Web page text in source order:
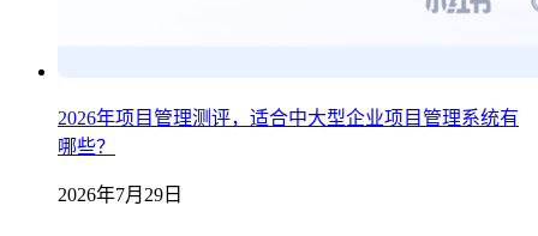
2026年项目管理测评，适合中大型企业项目管理系统有
哪些？
2026年7月29日